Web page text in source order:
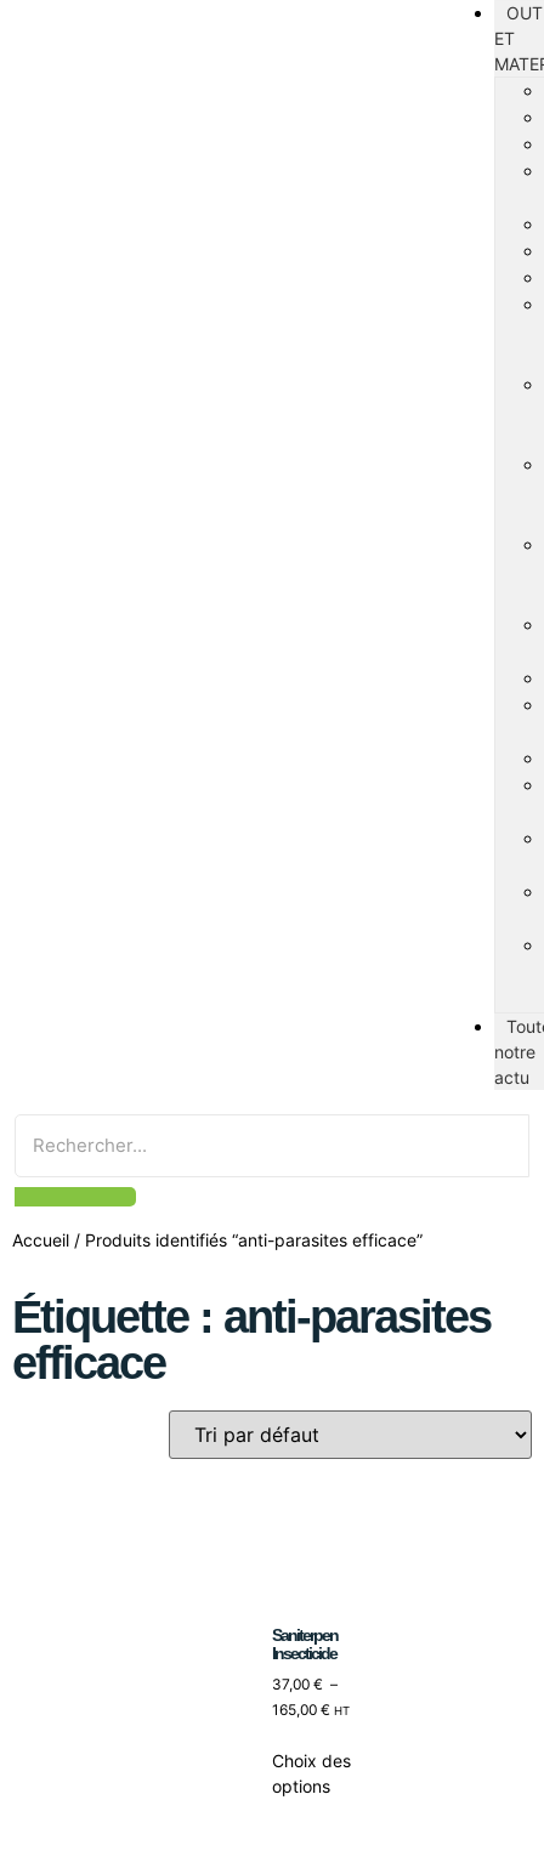
ET
notre
actu
Accueil / Produits identifiés “anti-parasites efficace”
Étiquette : anti-parasites
efficace
Saniterpen
Insecticide
37,00 € –
165,00 € HT
Choix des
options